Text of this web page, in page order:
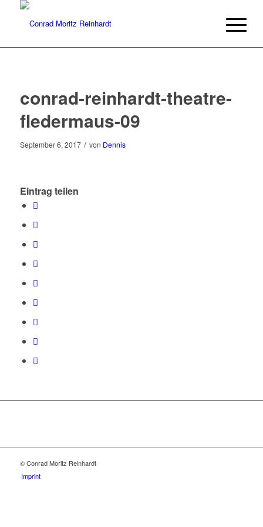
conrad-reinhardt-theatre-
fledermaus-09
September 6, 2017 / von Dennis
Eintrag teilen
© Conrad Moritz Reinhardt
Imprint